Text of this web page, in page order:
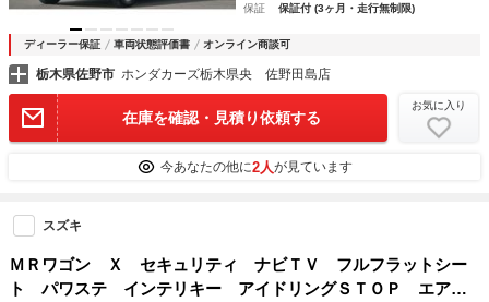
保証
保証付 (3ヶ月・走行無制限)
ディーラー保証 車両状態評価書 オンライン商談可
栃木県佐野市 ホンダカーズ栃木県央 佐野田島店
在庫を確認・見積り依頼する
お気に入り
今あなたの他に2人が見ています
スズキ
ＭＲワゴン Ｘ セキュリティ ナビＴＶ フルフラットシー
ト パワステ インテリキー アイドリングＳＴＯＰ エアバ